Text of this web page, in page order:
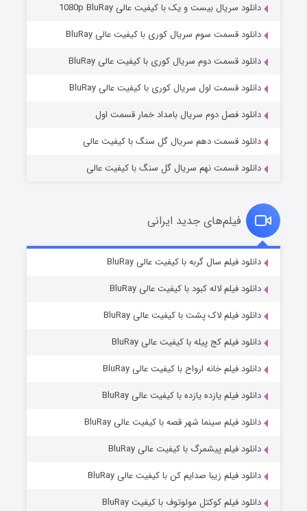
مردگان متحرک: شهر مرده ۳
قسمت2 (زیرنویس) منتشر شد
قسمت7 (زیرنویس) منتشر شد
دانلود سریال بیست و یک با کیفیت عالی 1080p BluRay
دانلود قسمت سوم سریال کوری با کیفیت عالی BluRay
دانلود قسمت دوم سریال کوری با کیفیت عالی BluRay
دانلود قسمت اول سریال کوری با کیفیت عالی BluRay
دانلود فصل دوم سریال بامداد خمار قسمت اول
دانلود قسمت دهم سریال گل سنگ با کیفیت عالی
دانلود قسمت نهم سریال گل سنگ با کیفیت عالی
فیلم‌های جدید ایرانی
دانلود فیلم سال گربه با کیفیت عالی BluRay
دانلود فیلم لاله کبود با کیفیت عالی BluRay
دانلود فیلم لاک پشت با کیفیت عالی BluRay
دانلود فیلم کج‌ پیله با کیفیت عالی BluRay
دانلود فیلم خانه ارواح با کیفیت عالی BluRay
دانلود فیلم یازده یازده با کیفیت عالی BluRay
دانلود فیلم سینما شهر قصه با کیفیت عالی BluRay
دانلود فیلم پیشمرگ با کیفیت عالی BluRay
دانلود فیلم زیبا صدایم کن با کیفیت عالی BluRay
دانلود فیلم کوکتل مولوتوف با کیفیت BluRay